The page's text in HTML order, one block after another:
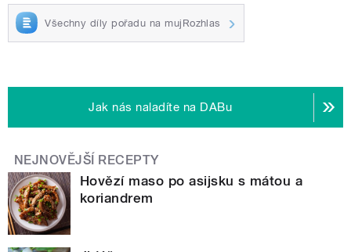
Všechny díly pořadu na mujRozhlas
Jak nás naladíte na DABu
NEJNOVĚJŠÍ RECEPTY
Hovězí maso po asijsku s mátou a
koriandrem